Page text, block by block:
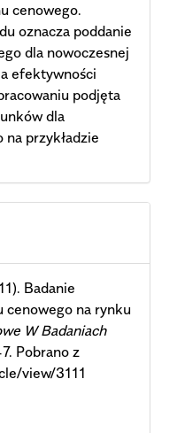
cenowego.
oznacza poddanie
dla nowoczesnej
efektywności
podjęta
dla
przykładzie
Badanie
na rynku
W Badaniach
Pobrano z
view/3111